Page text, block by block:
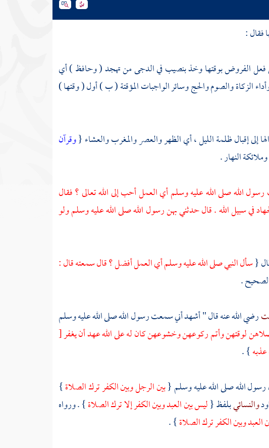
فقال :
الفروض بوقتها وخذ بنصيب في الدجى من تهجد ( وحافظ ) أي
والصوم والحج وسائر الواجبات المؤقتة ( ب ) أول ( وقتها )
إلى إقبال ظلمة الليل ، أي الظهر والعصر والمغرب والعشاء {وقرآن
النهار .
الله صلى الله عليه وسلم أي العمل أحب إلى الله تعالى ؟ فقال
في سبيل الله . قال حدثني بهن رسول الله صلى الله عليه وسلم ولو
{سأل النبي صلى الله عليه وسلم أي العمل أفضل ؟ قال سمعته قال :
.
رضي الله عنه قال " أشهد أني سمعت رسول الله صلى الله عليه وسلم
لوقتهن وأتم ركوعهن وخشوعهن كان له على الله عهد أن يغفر[
} .
رسول الله صلى الله عليه وسلم {بين الرجل وبين الكفر ترك الصلاة}
والنسائيبلفظ {ليس بين العبد وبين الكفر إلا ترك الصلاة} . ورواه
العبد وبين الكفر ترك الصلاة} .